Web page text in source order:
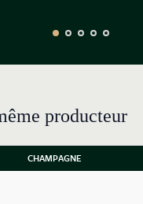
cuvée Brut Premier a laissé
proviennent pour un tiers
de la Montagne de Reims
par des
cuvée Collection
producteur
CHAMPAGNE